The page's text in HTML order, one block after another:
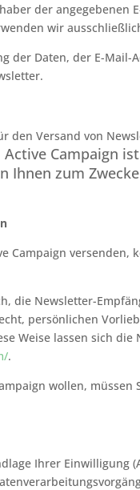
der angegebenen
wir
der Daten, der E-
den Versand von
Active Campaign
Ihnen zum
Campaign
die Newsletter-
persönlichen
Weise lassen sich
.
wollen,
Ihrer Einwilligung